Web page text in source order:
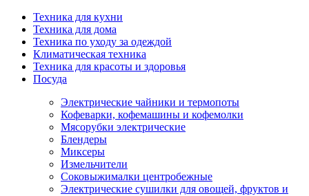
Техника для кухни
Техника для дома
Техника по уходу за одеждой
Климатическая техника
Техника для красоты и здоровья
Посуда
Электрические чайники и термопоты
Кофеварки, кофемашины и кофемолки
Мясорубки электрические
Блендеры
Миксеры
Измельчители
Соковыжималки центробежные
Электрические сушилки для овощей, фруктов и